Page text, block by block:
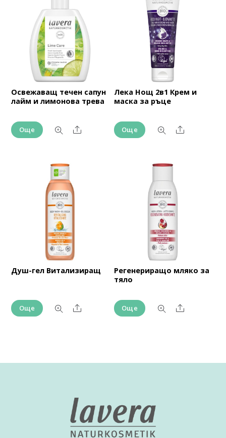
Освежаващ течен сапун
лайм и лимонова трева
Още Share
Лека Нощ 2в1 Крем и
маска за ръце
Още Share
Душ-гел Витализиращ
Още Share
Регенериращо мляко за
тяло
Още Share